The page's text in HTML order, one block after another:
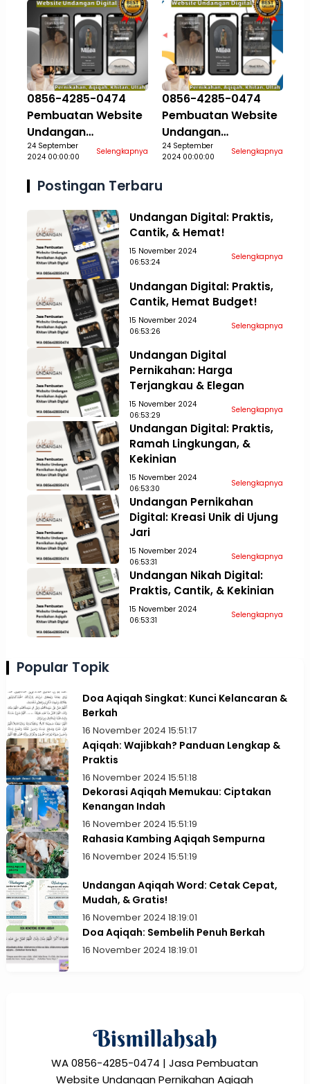
0856-4285-0474
Pembuatan Website
Undangan
Pernikahan Aqiqah
Aceh Tamiang
24 September
2024 00:00:00
Selengkapnya
0856-4285-0474
Pembuatan Website
Undangan
Pernikahan Aqiqah
Aceh Tengah
24 September
2024 00:00:00
Selengkapnya
Postingan Terbaru
Undangan Digital: Praktis,
Cantik, & Hemat!
15 November 2024
06:53:24
Selengkapnya
Undangan Digital: Praktis,
Cantik, Hemat Budget!
15 November 2024
06:53:26
Selengkapnya
Undangan Digital
Pernikahan: Harga
Terjangkau & Elegan
15 November 2024
06:53:29
Selengkapnya
Undangan Digital: Praktis,
Ramah Lingkungan, &
Kekinian
15 November 2024
06:53:30
Selengkapnya
Undangan Pernikahan
Digital: Kreasi Unik di Ujung
Jari
15 November 2024
06:53:31
Selengkapnya
Undangan Nikah Digital:
Praktis, Cantik, & Kekinian
15 November 2024
06:53:31
Selengkapnya
Popular Topik
Doa Aqiqah Singkat: Kunci Kelancaran &
Berkah
16 November 2024 15:51:17
Aqiqah: Wajibkah? Panduan Lengkap &
Praktis
16 November 2024 15:51:18
Dekorasi Aqiqah Memukau: Ciptakan
Kenangan Indah
16 November 2024 15:51:19
Rahasia Kambing Aqiqah Sempurna
16 November 2024 15:51:19
Undangan Aqiqah Word: Cetak Cepat,
Mudah, & Gratis!
16 November 2024 18:19:01
Doa Aqiqah: Sembelih Penuh Berkah
16 November 2024 18:19:01
WA 0856-4285-0474 | Jasa Pembuatan
Website Undangan Pernikahan Aqiqah